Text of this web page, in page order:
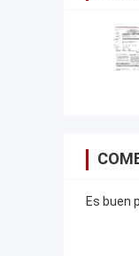
Es buen